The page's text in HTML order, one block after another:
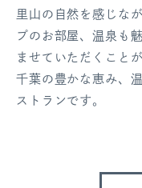
里山の自然を感じな
プのお部屋、温泉も
ませていただくこと
千葉の豊かな恵み、
ストランです。